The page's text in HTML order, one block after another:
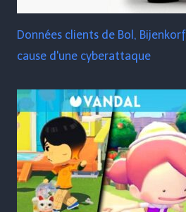
Données clients de Bol,
cause d'une cyberattaque